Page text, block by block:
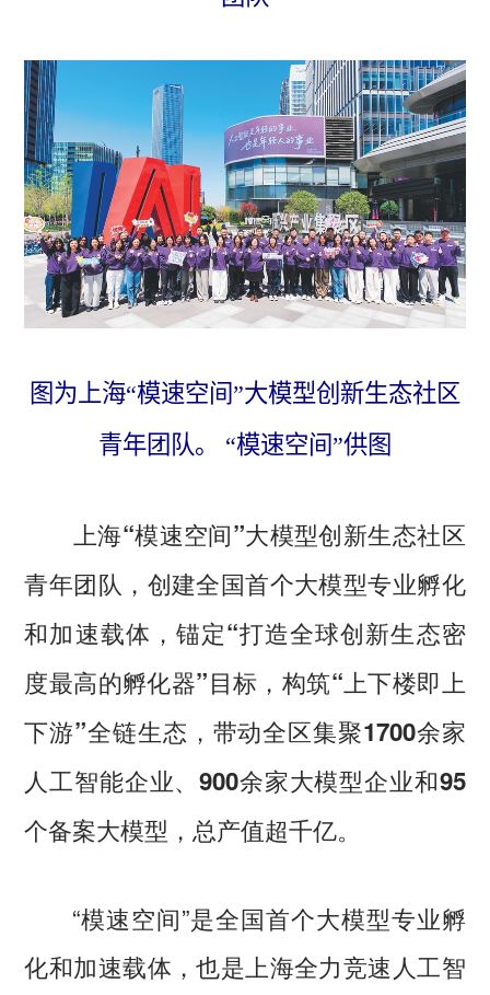
图为上海“模速空间”大模型创新生态社区
青年团队。 “模速空间”供图
上海“模速空间”大模型创新生态社区
青年团队，创建全国首个大模型专业孵化
和加速载体，锚定“打造全球创新生态密
度最高的孵化器”目标，构筑“上下楼即上
下游”全链生态，带动全区集聚1700余家
人工智能企业、900余家大模型企业和95
个备案大模型，总产值超千亿。
“模速空间”是全国首个大模型专业孵
化和加速载体，也是上海全力竞速人工智